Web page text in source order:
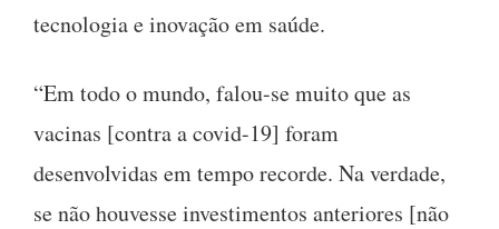
tecnologia e inovação em saúde.
“Em todo o mundo, falou-se muito que as
vacinas [contra a covid-19] foram
desenvolvidas em tempo recorde. Na verdade,
se não houvesse investimentos anteriores [não